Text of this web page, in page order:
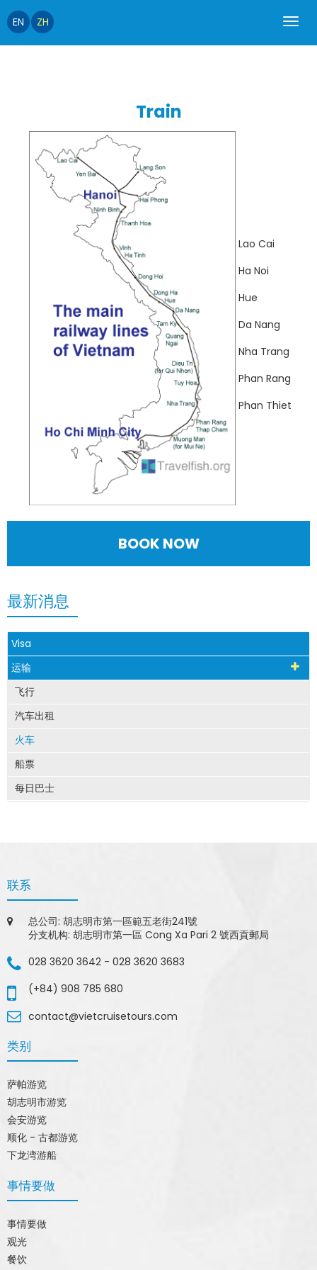
EN ZH
Train
Lao Cai
Ha Noi
Hue
Da Nang
Nha Trang
Phan Rang
Phan Thiet
BOOK NOW
最新消息
Visa
运输
飞行
汽车出租
火车
船票
每日巴士
联系
总公司: 胡志明市第一區範五老街241號
分支机构: 胡志明市第一區 Cong Xa Pari 2 號西貢郵局
028 3620 3642 - 028 3620 3683
(+84) 908 785 680
contact@vietcruisetours.com
类别
萨帕游览
胡志明市游览
会安游览
顺化 - 古都游览
下龙湾游船
事情要做
事情要做
观光
餐饮